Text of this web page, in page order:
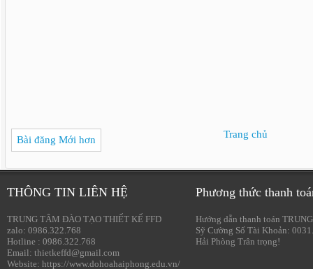
Bài đăng Mới hơn Trang chủ
THÔNG TIN LIÊN HỆ
TRUNG TÂM ĐÀO TẠO THIẾT KẾ FFD
zalo: 0986.322.768
Hotline : 0986.322.768
Email: thietkeffd@gmail.com
Website: https://www.dohoahaiphong.edu.vn/
Phương thức thanh
Hướng dẫn thanh toán
Sỹ Cường Số Tài Khoản:
Hải Phòng Trân trọng!